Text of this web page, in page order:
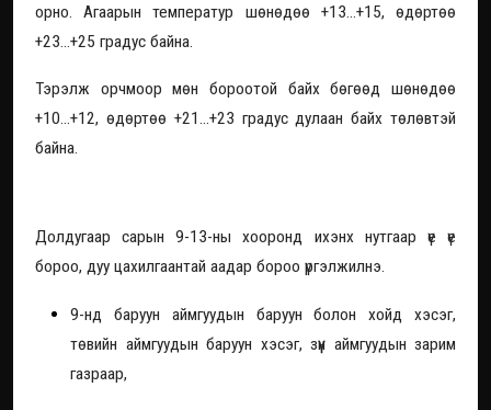
орно. Агаарын температур шөнөдөө +13...+15, өдөртөө
+23...+25 градус байна.
Тэрэлж орчмоор мөн бороотой байх бөгөөд шөнөдөө
+10...+12, өдөртөө +21...+23 градус дулаан байх төлөвтэй
байна.
Долдугаар сарын 9-13-ны хооронд ихэнх нутгаар үе үе
бороо, дуу цахилгаантай аадар бороо үргэлжилнэ.
9-нд баруун аймгуудын баруун болон хойд хэсэг,
төвийн аймгуудын баруун хэсэг, зүүн аймгуудын зарим
газраар,